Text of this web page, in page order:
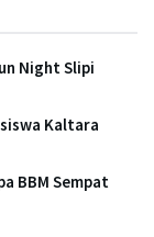
Night Slipi
Kaltara
BBM Sempat